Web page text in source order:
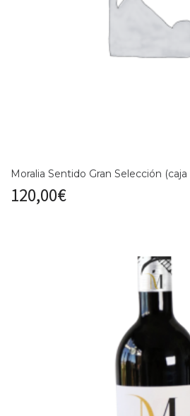
Moralia Sentido Gran Selección
120,00€